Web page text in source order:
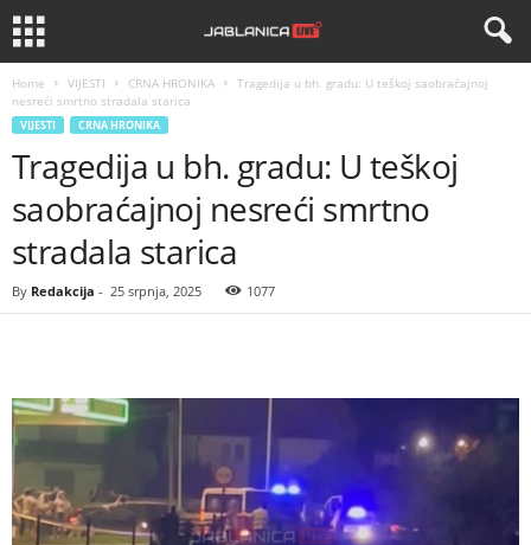
Home VIJESTI CRNA HRONIKA
Tragedija u bh. gradu: U teškoj saobraćajnoj
nesreći smrtno stradala starica
VIJESTI CRNA HRONIKA
Tragedija u bh. gradu: U teškoj
saobraćajnoj nesreći smrtno
stradala starica
By Redakcija - 25 srpnja, 2025 1077